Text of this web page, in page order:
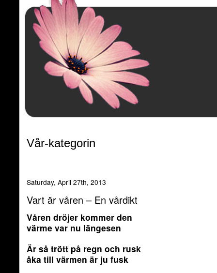
Warning
: include(http://www.kortadikter.se/sms/inc.Shoutout.php) [
Warning : include() [ function.include
Vår-kategorin
Saturday, April 27th, 2013
Vart är våren – En vårdikt
Våren dröjer kommer den
värme var nu längesen
Är så trött på regn och rusk
åka till värmen är ju fusk